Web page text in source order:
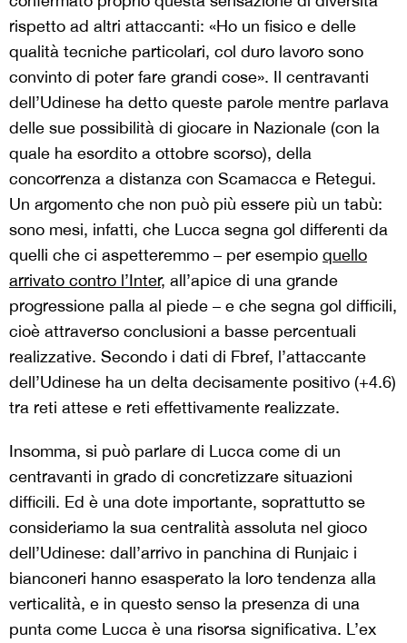
rispetto ad altri attaccanti: «Ho un fisico e delle
qualità tecniche particolari, col duro lavoro sono
convinto di poter fare grandi cose». Il centravanti
dell’Udinese ha detto queste parole mentre parlava
delle sue possibilità di giocare in Nazionale (con la
quale ha esordito a ottobre scorso), della
concorrenza a distanza con Scamacca e Retegui.
Un argomento che non può più essere più un tabù:
sono mesi, infatti, che Lucca segna gol differenti da
quelli che ci aspetteremmo – per esempio quello
arrivato contro l’Inter, all’apice di una grande
progressione palla al piede – e che segna gol difficili,
cioè attraverso conclusioni a basse percentuali
realizzative. Secondo i dati di Fbref, l’attaccante
dell’Udinese ha un delta decisamente positivo (+4.6)
tra reti attese e reti effettivamente realizzate.
Insomma, si può parlare di Lucca come di un
centravanti in grado di concretizzare situazioni
difficili. Ed è una dote importante, soprattutto se
consideriamo la sua centralità assoluta nel gioco
dell’Udinese: dall’arrivo in panchina di Runjaic i
bianconeri hanno esasperato la loro tendenza alla
verticalità, e in questo senso la presenza di una
punta come Lucca è una risorsa significativa. L’ex